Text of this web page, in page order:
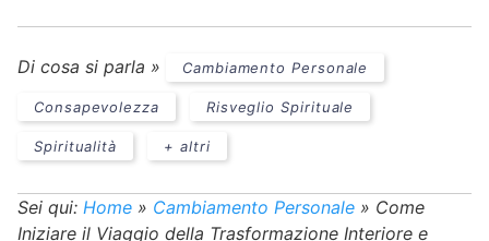
Di cosa si parla » Cambiamento Personale
Consapevolezza Risveglio Spirituale
Spiritualità + altri
Sei qui: Home » Cambiamento Personale » Come
Iniziare il Viaggio della Trasformazione Interiore e